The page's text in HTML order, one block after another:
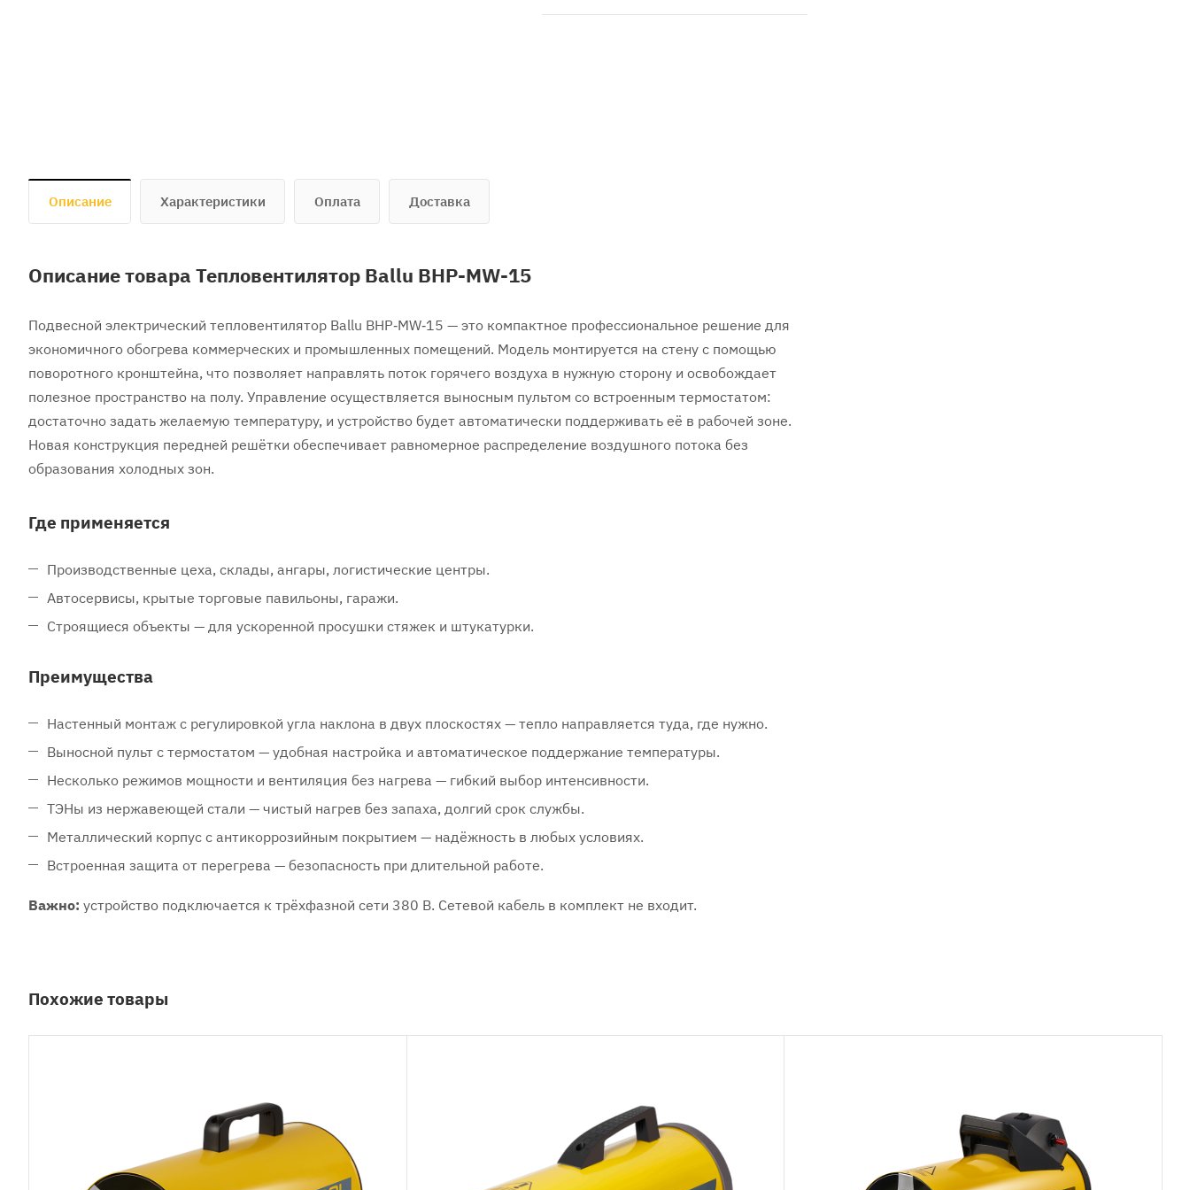
Описание Характеристики Оплата Доставка
Описание товара Тепловентилятор Ballu BHP-MW-15
Подвесной электрический тепловентилятор Ballu BHP‑MW‑15 — это компактное профессиональное решение для
экономичного обогрева коммерческих и промышленных помещений. Модель монтируется на стену с помощью
поворотного кронштейна, что позволяет направлять поток горячего воздуха в нужную сторону и освобождает
полезное пространство на полу. Управление осуществляется выносным пультом со встроенным термостатом:
достаточно задать желаемую температуру, и устройство будет автоматически поддерживать её в рабочей зоне.
Новая конструкция передней решётки обеспечивает равномерное распределение воздушного потока без
образования холодных зон.
Где применяется
Производственные цеха, склады, ангары, логистические центры.
Автосервисы, крытые торговые павильоны, гаражи.
Строящиеся объекты — для ускоренной просушки стяжек и штукатурки.
Преимущества
Настенный монтаж с регулировкой угла наклона в двух плоскостях — тепло направляется туда, где нужно.
Выносной пульт с термостатом — удобная настройка и автоматическое поддержание температуры.
Несколько режимов мощности и вентиляция без нагрева — гибкий выбор интенсивности.
ТЭНы из нержавеющей стали — чистый нагрев без запаха, долгий срок службы.
Металлический корпус с антикоррозийным покрытием — надёжность в любых условиях.
Встроенная защита от перегрева — безопасность при длительной работе.
Важно: устройство подключается к трёхфазной сети 380 В. Сетевой кабель в комплект не входит.
Похожие товары